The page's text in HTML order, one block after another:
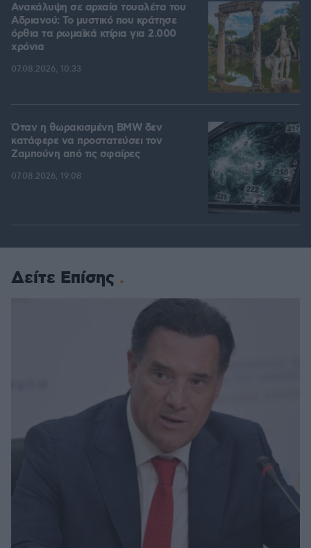
Ανακάλυψη σε αρχαία τουαλέτα του
Αδριανού: Το μυστικό που κράτησε
όρθια τα ρωμαϊκά κτίρια για 2.000
χρόνια
07.08.2026, 10:33
Όταν η θωρακισμένη BMW δεν
κατάφερε να προστατεύσει τον
Ζαμπούνη από τις σφαίρες
07.08.2026, 19:08
Δείτε Επίσης